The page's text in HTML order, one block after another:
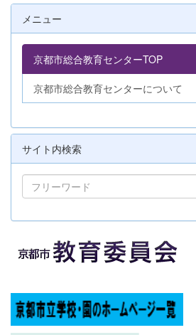
メニュー
京都市総合教育センターTOP
京都市総合教育センターについて
サイト内検索